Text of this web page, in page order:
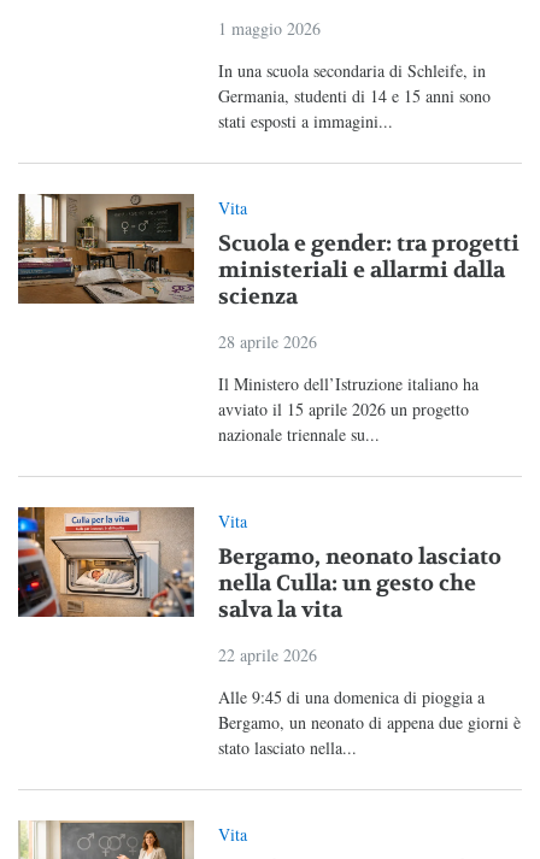
1 maggio 2026
In una scuola secondaria di Schleife, in
Germania, studenti di 14 e 15 anni sono
stati esposti a immagini...
Vita
Scuola e gender: tra progetti
ministeriali e allarmi dalla
scienza
28 aprile 2026
Il Ministero dell’Istruzione italiano ha
avviato il 15 aprile 2026 un progetto
nazionale triennale su...
Vita
Bergamo, neonato lasciato
nella Culla: un gesto che
salva la vita
22 aprile 2026
Alle 9:45 di una domenica di pioggia a
Bergamo, un neonato di appena due giorni è
stato lasciato nella...
Vita